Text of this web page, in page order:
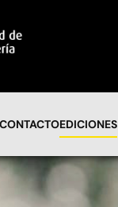
EDICIONES